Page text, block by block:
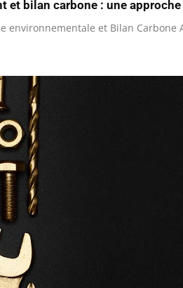
et bilan carbone : une
environnementale et Bilan